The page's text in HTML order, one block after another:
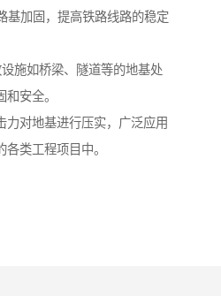
基加固，提高铁路线路的稳定
施如桥梁、隧道等的地基处
安全。
力对地基进行压实，广泛应用
类工程项目中。